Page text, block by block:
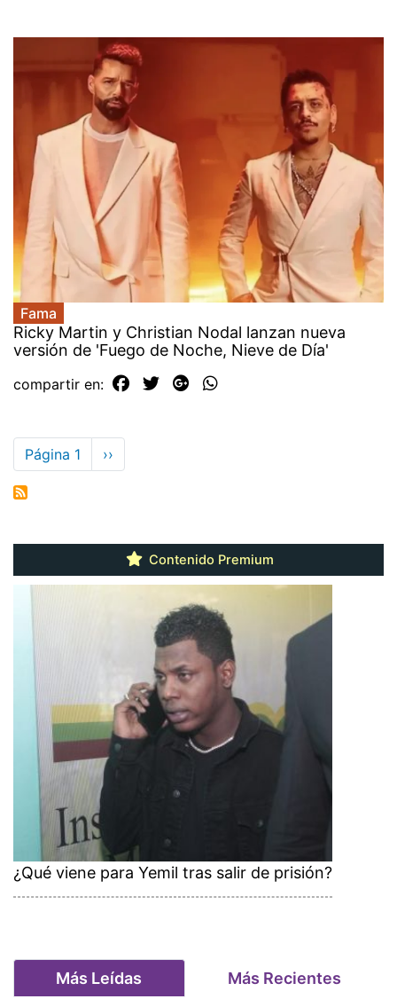
Fama
Ricky Martin y Christian Nodal lanzan nueva
versión de 'Fuego de Noche, Nieve de Día'
compartir en:
Paginación
Página 1
Siguiente
página
››
Contenido Premium
¿Qué viene para Yemil tras salir de prisión?
Más Leídas Más Recientes